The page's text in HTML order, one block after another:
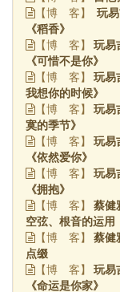
【博 客】
玩
《稻香》
【博 客】
玩
《可惜不是你》
【博 客】
玩易
我想你的时候》
【博 客】
玩
寞的季节》
【博 客】
玩
《依然爱你》
【博 客】
玩
《拥抱》
【博 客】
蔡健
空弦、根音的运用
【博 客】
蔡健
点缀
【博 客】
玩
《命运是你家》